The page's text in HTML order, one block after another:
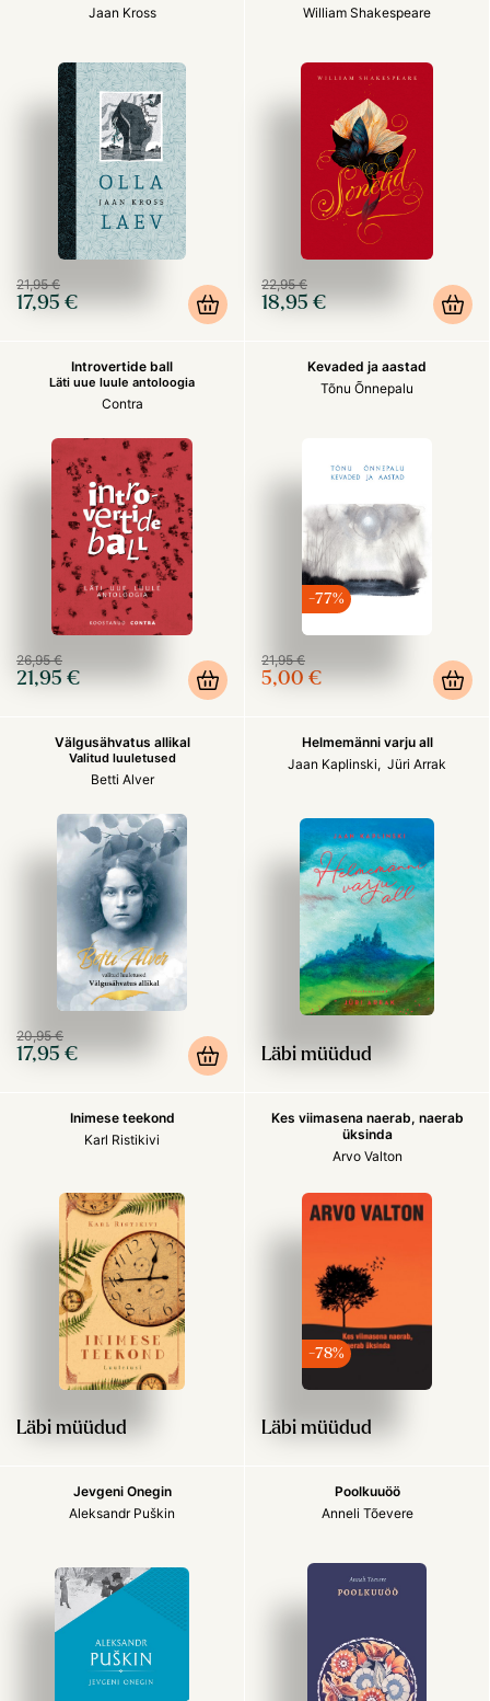
Jaan Kross
21,95 €
17,95 €
William Shakespeare
22,95 €
18,95 €
Introvertide ball
Läti uue luule antoloogia
Contra
26,95 €
21,95 €
Kevaded ja aastad
Tõnu Õnnepalu
-77%
21,95 €
5,00 €
Välgusähvatus allikal
Valitud luuletused
Betti Alver
20,95 €
17,95 €
Helmemänni varju all
Jaan Kaplinski
Jüri Arrak
Läbi müüdud
Inimese teekond
Karl Ristikivi
Läbi müüdud
Kes viimasena naerab, naerab
üksinda
Arvo Valton
-78%
Läbi müüdud
Jevgeni Onegin
Aleksandr Puškin
Poolkuuöö
Anneli Tõevere